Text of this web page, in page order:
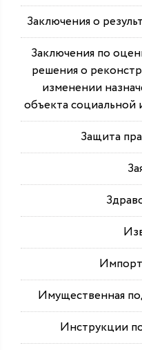
Заключения о
Заключения по
решения о
изменении
объекта социальной
Защита
Имущественная
Инструкции